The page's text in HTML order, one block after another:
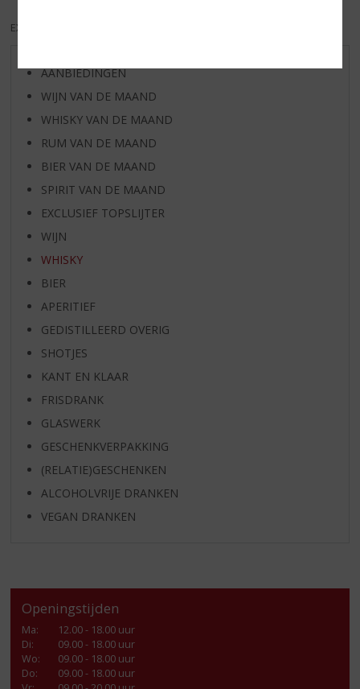
EXCL. BTW
AANBIEDINGEN
WIJN VAN DE MAAND
WHISKY VAN DE MAAND
RUM VAN DE MAAND
BIER VAN DE MAAND
SPIRIT VAN DE MAAND
EXCLUSIEF TOPSLIJTER
WIJN
WHISKY
BIER
APERITIEF
GEDISTILLEERD OVERIG
SHOTJES
KANT EN KLAAR
FRISDRANK
GLASWERK
GESCHENKVERPAKKING
(RELATIE)GESCHENKEN
ALCOHOLVRIJE DRANKEN
VEGAN DRANKEN
Openingstijden
Ma:
12.00 - 18.00 uur
Di:
09.00 - 18.00 uur
Wo:
09.00 - 18.00 uur
Do:
09.00 - 18.00 uur